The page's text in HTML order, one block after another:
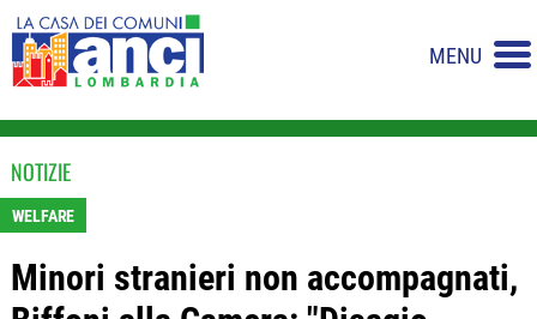
MENU
NOTIZIE
WELFARE
Minori stranieri non accompagnati,